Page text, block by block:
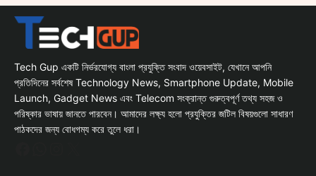
Tech Gup একটি নির্ভরযোগ্য বাংলা প্রযুক্তি সংবাদ ওয়েবসাইট, যেখানে আপনি
প্রতিদিনের সর্বশেষ Technology News, Smartphone Update, Mobile
Launch, Gadget News এবং Telecom সংক্রান্ত গুরুত্বপূর্ণ তথ্য সহজ ও
পরিষ্কার ভাষায় জানতে পারবেন। আমাদের লক্ষ্য হলো প্রযুক্তির জটিল বিষয়গুলো সাধারণ
পাঠকদের জন্য বোধগম্য করে তুলে ধরা।